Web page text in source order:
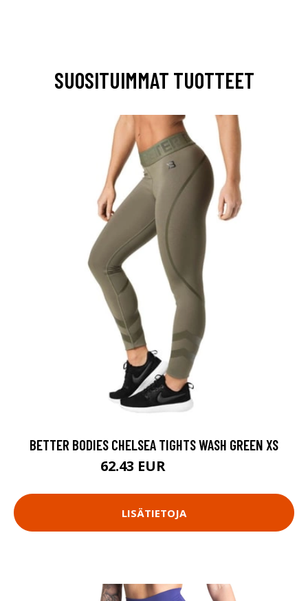
SUOSITUIMMAT TUOTTEET
BETTER BODIES CHELSEA TIGHTS WASH GREEN XS
62.43 EUR
LISÄTIETOJA